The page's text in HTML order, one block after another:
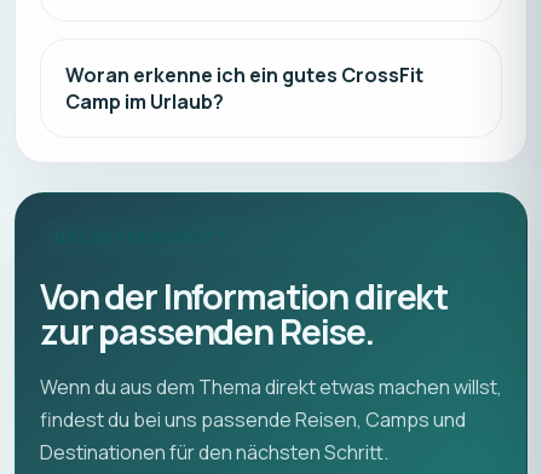
Woran erkenne ich ein gutes CrossFit
Camp im Urlaub?
Von der Information direkt
zur passenden Reise.
Wenn du aus dem Thema direkt etwas machen willst,
findest du bei uns passende Reisen, Camps und
Destinationen für den nächsten Schritt.